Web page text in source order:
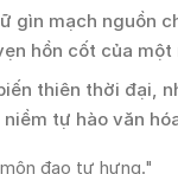
gìn mạch nguồn
hồn cốt của
thiên thời đại,
tự hào văn
đạo tự hưng."